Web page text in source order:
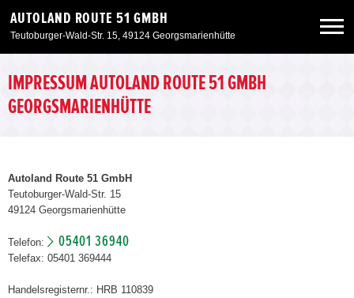
AUTOLAND ROUTE 51 GMBH
Teutoburger-Wald-Str. 15, 49124 Georgsmarienhütte
Neuwagen
Angebote
Service & Zubehör
IMPRESSUM AUTOLAND ROUTE 51 GMBH
GEORGSMARIENHÜTTE
Autoland Route 51 GmbH
Teutoburger-Wald-Str. 15
49124 Georgsmarienhütte
Telefon: 05401 36940
Telefax: 05401 369444
Handelsregisternr.: HRB 110839